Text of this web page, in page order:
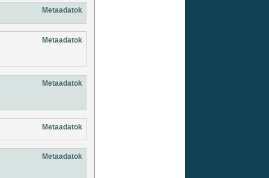
Metaadatok
Metaadatok
Metaadatok
Metaadatok
Metaadatok